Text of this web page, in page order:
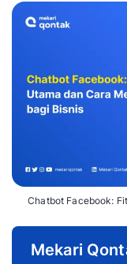
Chatbot Facebook:
Mekari